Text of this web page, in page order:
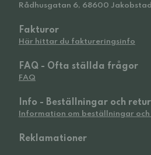
Rådhusgatan 6, 68600
Fakturor
Här hittar du faktureringsinfo
FAQ - Ofta ställda frågor
FAQ
Info - Beställningar och
Information om beställningar
Reklamationer